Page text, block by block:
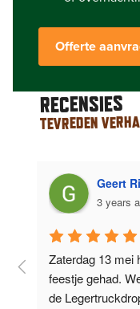
Offerte
RECENSIES
TEVREDEN
Geert
3 years
Zaterdag 13 mei
feestje gehad.
de